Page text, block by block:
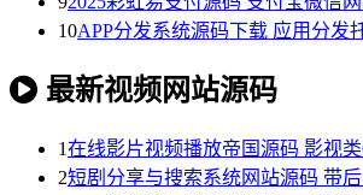
10APP分发系统源码下载 应用分发
最新视频网站源码
1在线影片视频播放帝国源码 影视
2短剧分享与搜索系统网站源码 带